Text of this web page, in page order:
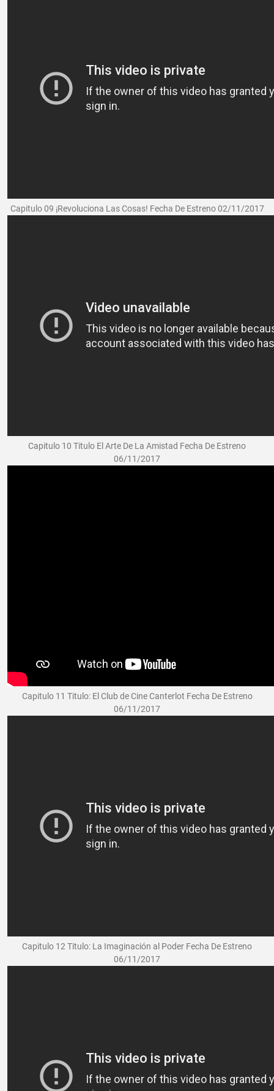
Capitulo 09 ¡Revoluciona Las Cosas! Fecha De Estreno 02/11/2017
Capitulo 10 Titulo El Arte De La Amistad Fecha De Estreno
06/11/2017
Capitulo 11 Titulo: El Club de Cine Canterlot Fecha De Estreno
06/11/2017
Capitulo 12 Titulo: La Imaginación al Poder Fecha De Estreno
06/11/2017